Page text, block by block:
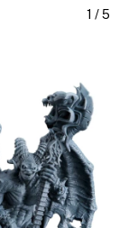
1 /5